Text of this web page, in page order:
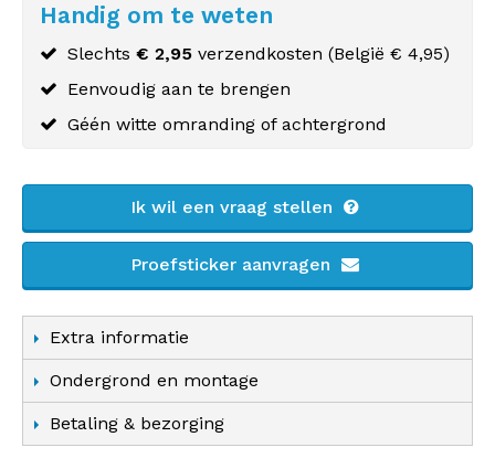
Handig om te weten
Slechts € 2,95 verzendkosten (België € 4,95)
Eenvoudig aan te brengen
Géén witte omranding of achtergrond
Ik wil een vraag stellen
Proefsticker aanvragen
Extra informatie
Ondergrond en montage
Betaling & bezorging